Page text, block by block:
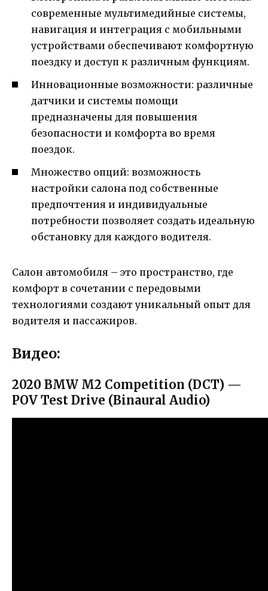
современные мультимедийные системы,
навигация и интеграция с мобильными
устройствами обеспечивают комфортную
поездку и доступ к различным функциям.
Инновационные возможности: различные
датчики и системы помощи
предназначены для повышения
безопасности и комфорта во время
поездок.
Множество опций: возможность
настройки салона под собственные
предпочтения и индивидуальные
потребности позволяет создать идеальную
обстановку для каждого водителя.
Салон автомобиля – это пространство, где
комфорт в сочетании с передовыми
технологиями создают уникальный опыт для
водителя и пассажиров.
Видео:
2020 BMW M2 Competition (DCT) —
POV Test Drive (Binaural Audio)